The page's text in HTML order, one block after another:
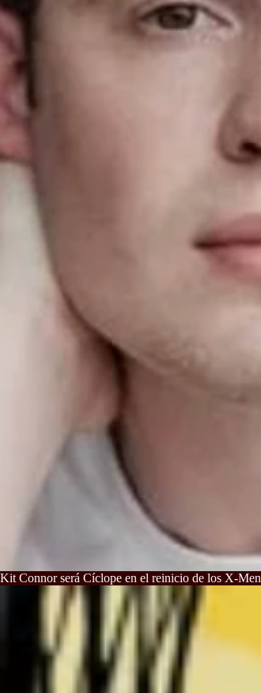
Kit Connor será Cíclope en el reinicio de los X-Men